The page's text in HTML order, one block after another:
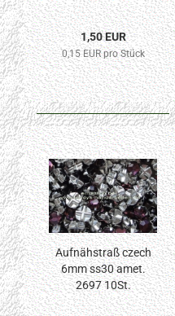
1,50 EUR
0,15 EUR pro Stück
Aufnähstraß czech
6mm ss30 amet.
2697 10St.